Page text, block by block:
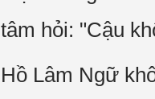
tâm hỏi: "Cậu
Hồ Lâm Ngữ